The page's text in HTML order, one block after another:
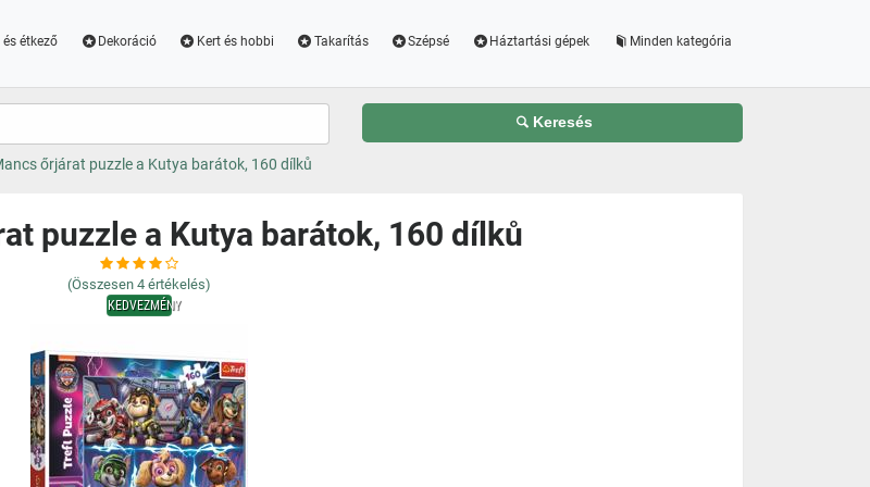
és étkező Dekoráció Kert és hobbi Takarítás Szépsé Háztartási gépek Minden kategória
Keresés
őrjárat puzzle a Kutya barátok, 160 dílků
puzzle a Kutya barátok, 160 dílků
(Összesen 4 értékelés)
KEDVEZMÉNY